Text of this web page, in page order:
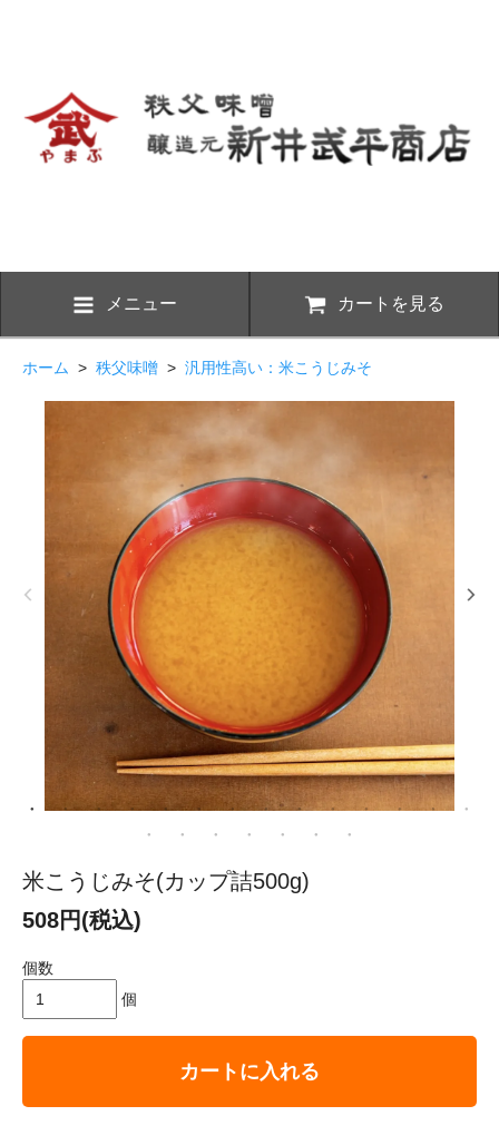
メニュー カートを見る
ホーム > 秩父味噌 > 汎用性高い：米こうじみそ
米こうじみそ(カップ詰500g)
508円(税込)
個数
個
カートに入れる